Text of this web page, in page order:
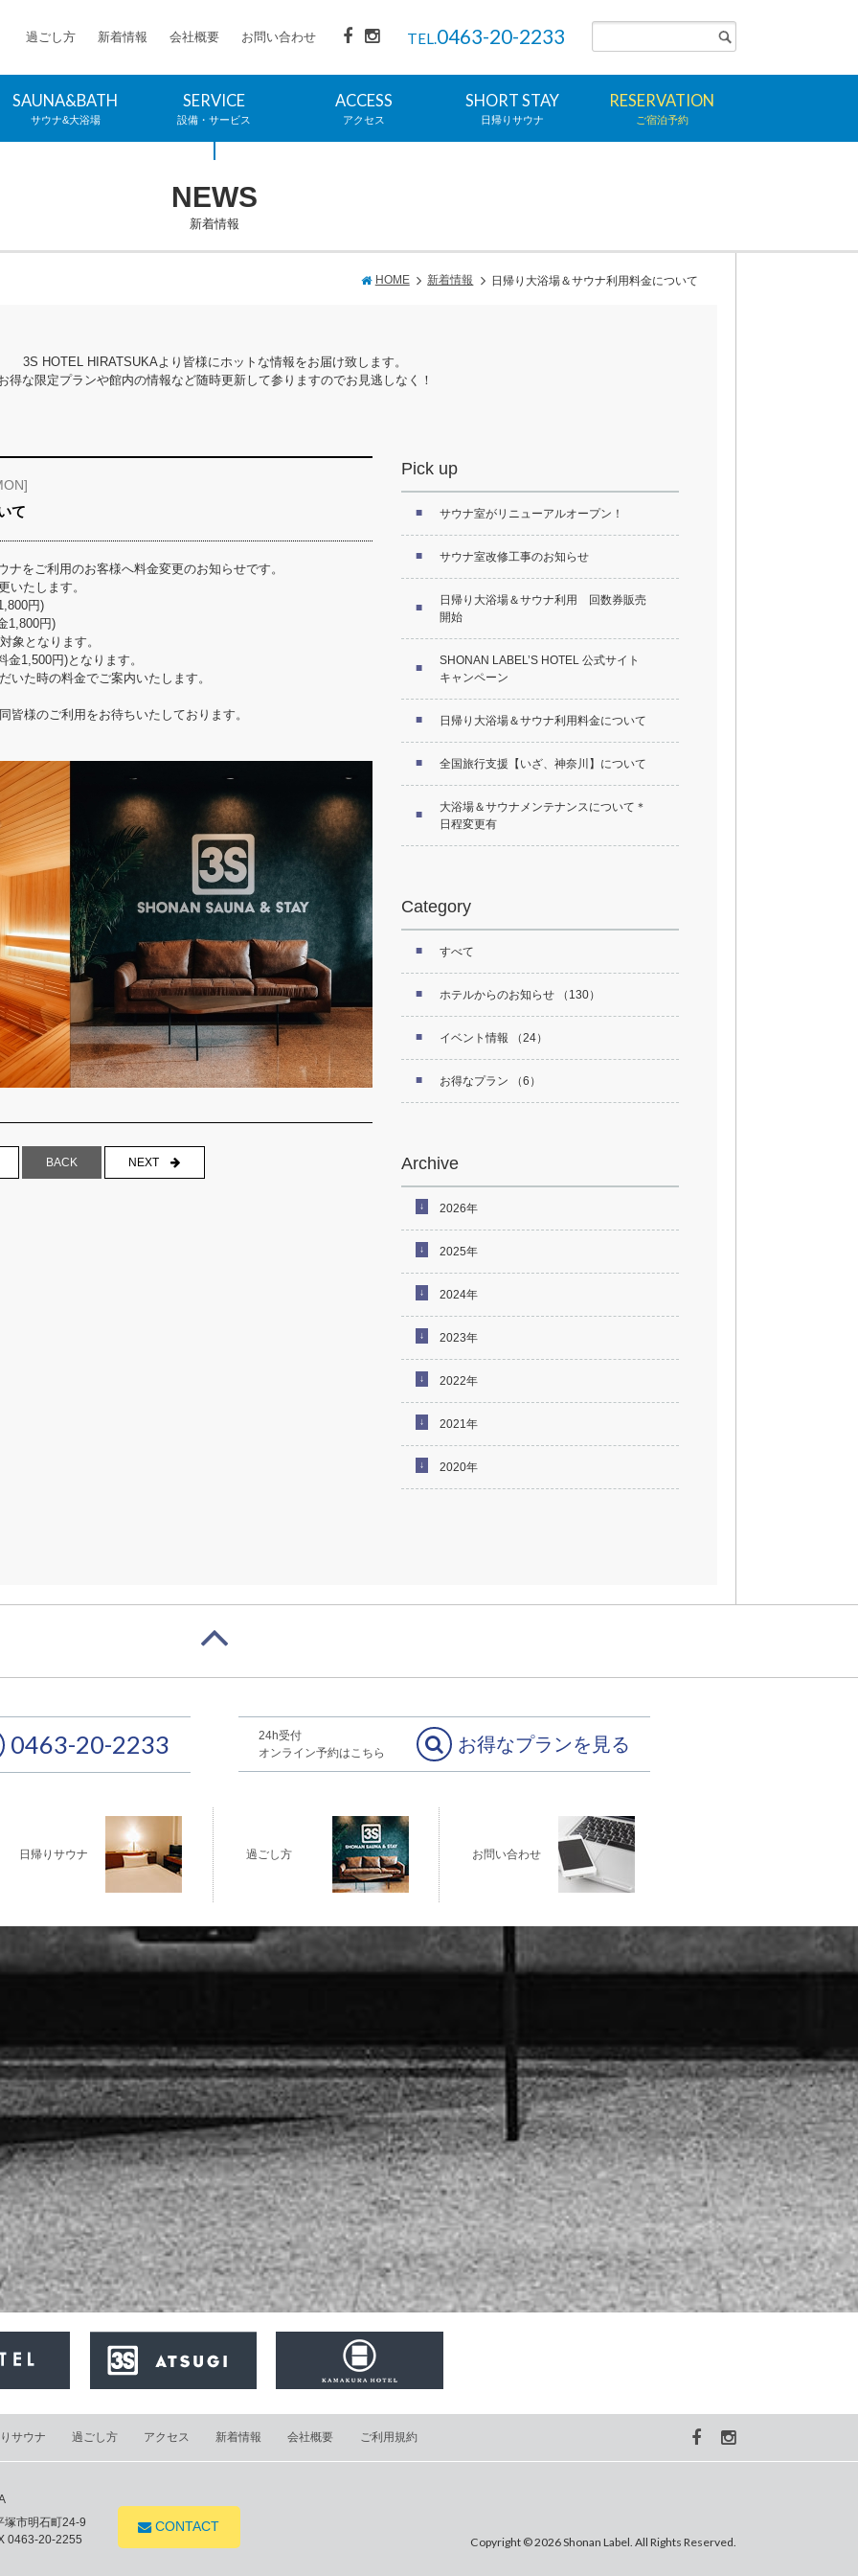
過ごし方 新着情報 会社概要 お問い合わせ TEL.0463-20-2233
SAUNA&BATH
サウナ&大浴場
SERVICE
設備・サービス
ACCESS
アクセス
SHORT STAY
日帰りサウナ
RESERVATION
ご宿泊予約
NEWS
新着情報
HOME 新着情報 日帰り大浴場＆サウナ利用料金について
3S HOTEL HIRATSUKAより皆様にホットな情報をお届け致します。
得な限定プランや館内の情報など随時更新して参りますのでお見逃しなく！
て
をご利用のお客様へ料金変更のお知らせです。
いたします。
円)
1,800円)
象となります。
1,500円)となります。
いた時の料金でご案内いたします。
皆様のご利用をお待ちいたしております。
BACK NEXT
Pick up
サウナ室がリニューアルオープン！
サウナ室改修工事のお知らせ
日帰り大浴場＆サウナ利用 回数券販売
開始
SHONAN LABEL’S HOTEL 公式サイト
キャンペーン
日帰り大浴場＆サウナ利用料金について
全国旅行支援【いざ、神奈川】について
大浴場＆サウナメンテナンスについて＊
日程変更有
Category
すべて
ホテルからのお知らせ （130）
イベント情報 （24）
お得なプラン （6）
Archive
2026年
2025年
2024年
2023年
2022年
2021年
2020年
0463-20-2233
24h受付
オンライン予約はこちら
お得なプランを見る
日帰りサウナ 過ごし方 お問い合わせ
サウナ 過ごし方 アクセス 新着情報 会社概要 ご利用規約
塚市明石町24-9
0463-20-2255
CONTACT
Copyright © 2026 Shonan Label. All Rights Reserved.